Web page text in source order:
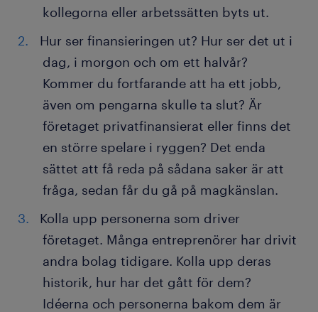
kollegorna eller arbetssätten byts ut.
Hur ser finansieringen ut? Hur ser det ut i
dag, i morgon och om ett halvår?
Kommer du fortfarande att ha ett jobb,
även om pengarna skulle ta slut? Är
företaget privatfinansierat eller finns det
en större spelare i ryggen? Det enda
sättet att få reda på sådana saker är att
fråga, sedan får du gå på magkänslan.
Kolla upp personerna som driver
företaget. Många entreprenörer har drivit
andra bolag tidigare. Kolla upp deras
historik, hur har det gått för dem?
Idéerna och personerna bakom dem är